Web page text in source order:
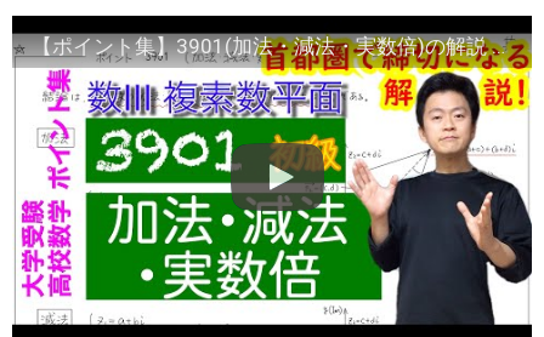
【ポイント集】3901(加法・減法・実数倍)の解説 【39章 複素数平面】Torakuのらくらくホイップ＋本編02:08～ ＊すみません少し音ズレがあると思います＊